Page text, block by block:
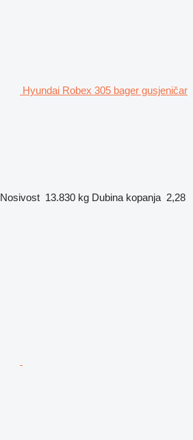
Hyundai Robex 305 bager gusjeničar
Nosivost 13.830 kg Dubina kopanja 2,28